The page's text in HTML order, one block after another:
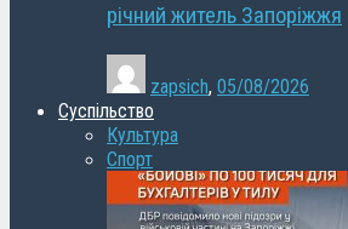
річний житель Запоріжжя
zapsich, 05/08/2026
Суспільство
Культура
Спорт